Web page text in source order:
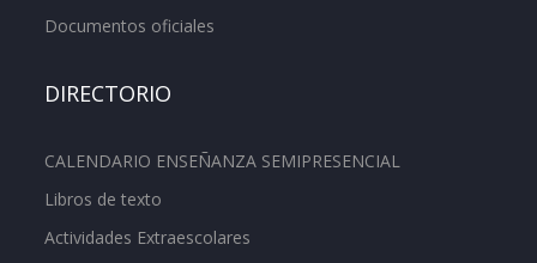
Documentos oficiales
DIRECTORIO
CALENDARIO ENSEÑANZA SEMIPRESENCIAL
Libros de texto
Actividades Extraescolares